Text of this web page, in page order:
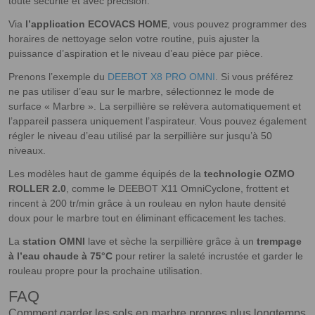
Via l’application ECOVACS HOME , vous pouvez programmer des
horaires de nettoyage selon votre routine, puis ajuster la
puissance d’aspiration et le niveau d’eau pièce par pièce.
Prenons l’exemple du DEEBOT X8 PRO OMNI
. Si vous préférez
ne pas utiliser d’eau sur le marbre, sélectionnez le mode de
surface « Marbre ». La serpillière se relèvera automatiquement et
l’appareil passera uniquement l’aspirateur. Vous pouvez également
régler le niveau d’eau utilisé par la serpillière sur jusqu’à 50
niveaux.
Les modèles haut de gamme équipés de la technologie OZMO
ROLLER 2.0 , comme le DEEBOT X11 OmniCyclone, frottent et
rincent à 200 tr/min grâce à un rouleau en nylon haute densité
doux pour le marbre tout en éliminant efficacement les taches.
La station OMNI lave et sèche la serpillière grâce à un trempage
à l’eau chaude à 75°C pour retirer la saleté incrustée et garder le
rouleau propre pour la prochaine utilisation.
FAQ